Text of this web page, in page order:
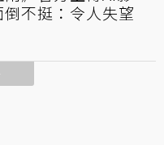
不挺：令人失望